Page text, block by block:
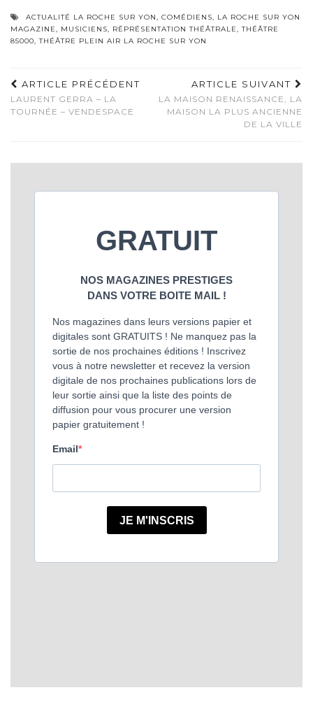
ACTUALITÉ LA ROCHE SUR YON, COMÉDIENS, LA ROCHE SUR YON
MAGAZINE, MUSICIENS, RÉPRÉSENTATION THÉÂTRALE,THÉÂTRE
85000,THÉÂTRE PLEIN AIR LA ROCHE SUR YON
ARTICLE PRÉCÉDENT
LAURENT GERRA – LA
TOURNÉE – VENDESPACE
ARTICLE SUIVANT
LA MAISON RENAISSANCE, LA
MAISON LA PLUS ANCIENNE
DE LA VILLE